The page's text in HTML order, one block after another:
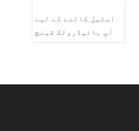
اسٹیل کاٹنے کے لیے
آپ ہائیڈرولک قینچ
کا سائز کیسے بناتے